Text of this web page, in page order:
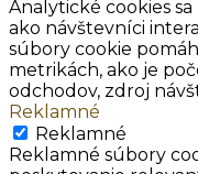
Analytické cookies
ako návštevníci
súbory cookie
metrikách, ako je
odchodov, zdroj
Reklamné
Reklamné
Reklamné súbory